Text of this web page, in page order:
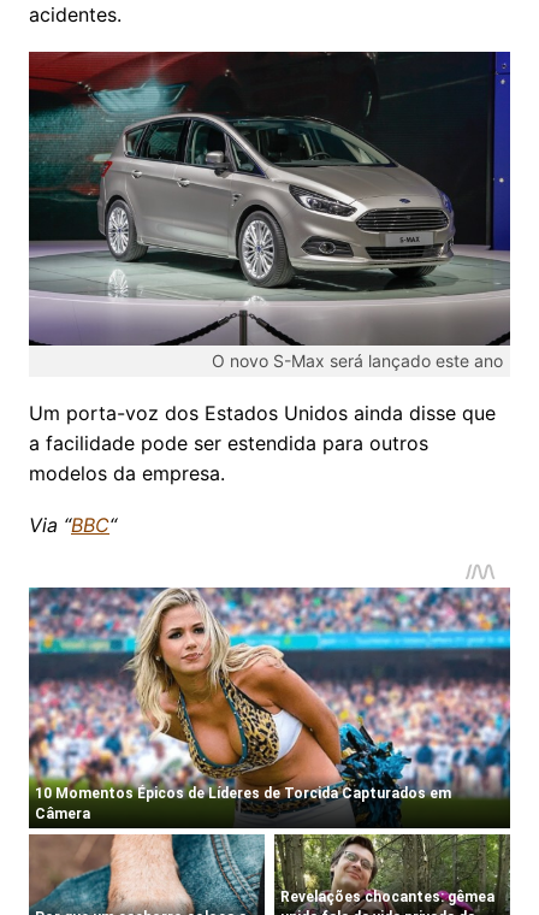
acidentes.
O novo S-Max será lançado este ano
Um porta-voz dos Estados Unidos ainda disse que
a facilidade pode ser estendida para outros
modelos da empresa.
Via “BBC“